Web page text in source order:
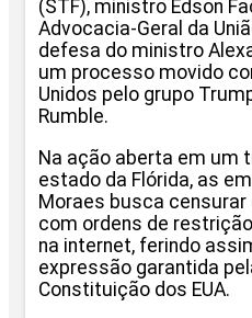
(STF), ministro Edson
Advocacia-Geral da
defesa do ministro
um processo movido
Unidos pelo grupo
Rumble.
Na ação aberta em um
estado da Flórida, as
Moraes busca
com ordens de
na internet, ferindo
expressão garantida
Constituição dos EUA.